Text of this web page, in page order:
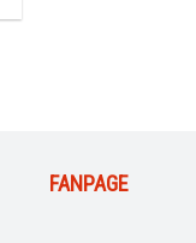
FANPAGE